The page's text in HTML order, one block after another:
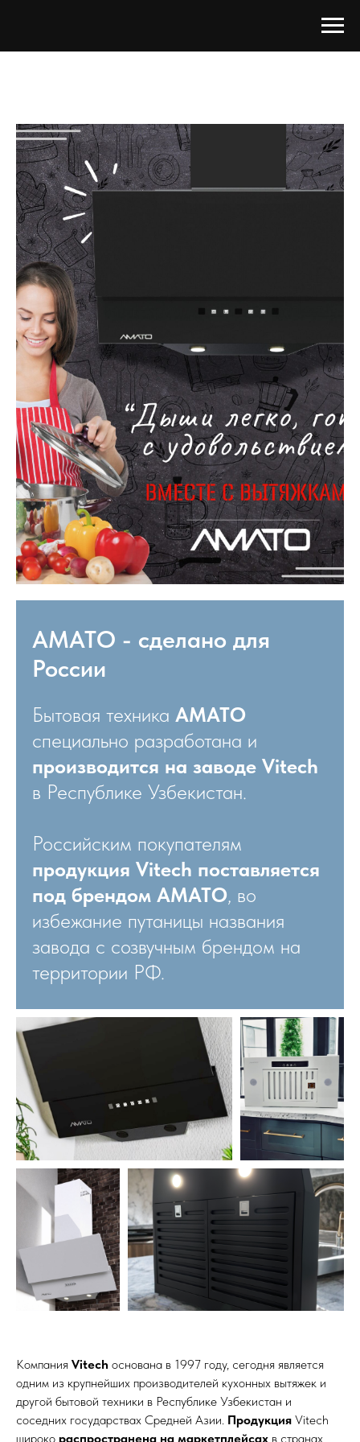
АМАТО - сделано для
России
Бытовая техника АМАТО
специально разработана и
производится на заводе Vitech
в Республике Узбекистан.
Российским покупателям
продукция Vitech поставляется
под брендом АМАТО, во
избежание путаницы названия
завода с созвучным брендом на
территории РФ.
Компания Vitech основана в 1997 году, сегодня является
одним из крупнейших производителей кухонных вытяжек и
другой бытовой техники в Республике Узбекистан и
соседних государствах Средней Азии. Продукция Vitech
широко распространена на маркетплейсах в странах